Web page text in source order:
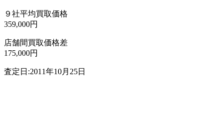
９社平均買取価格
359,000円
店舗間買取価格差
175,000円
査定日:2011年10月25日